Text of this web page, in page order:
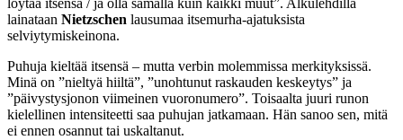
löytää itsensä / ja olla samalla kuin kaikki muut”. Alkulehdillä
lainataan Nietzschen lausumaa itsemurha-ajatuksista
selviytymiskeinona.
Puhuja kieltää itsensä – mutta verbin molemmissa merkityksissä.
Minä on ”nieltyä hiiltä”, ”unohtunut raskauden keskeytys” ja
”päivystysjonon viimeinen vuoronumero”. Toisaalta juuri runon
kielellinen intensiteetti saa puhujan jatkamaan. Hän sanoo sen, mitä
ei ennen osannut tai uskaltanut.